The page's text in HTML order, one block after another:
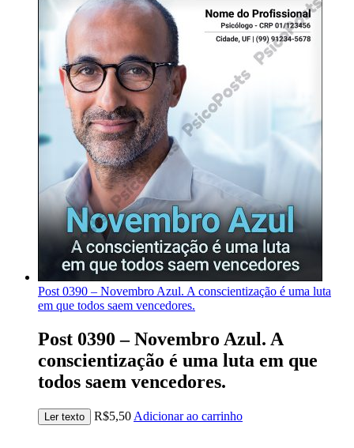
Post 0390 – Novembro Azul. A conscientização é uma luta
em que todos saem vencedores.
Post 0390 – Novembro Azul. A
conscientização é uma luta em que
todos saem vencedores.
Ler texto R$5,50 Adicionar ao carrinho